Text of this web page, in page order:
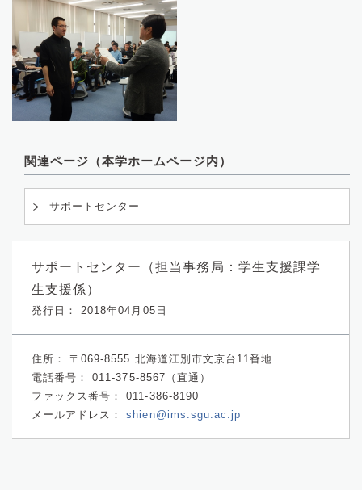
関連ページ（本学ホームページ内）
サポートセンター
発行日： 2018年04月05日
サポートセンター（担当事務局：学生支援課学
生支援係）
住所：
〒069-8555 北海道江別市文京台11番地
電話番号：
011-375-8567（直通）
ファックス番号：
011-386-8190
メールアドレス：
shien@ims.sgu.ac.jp